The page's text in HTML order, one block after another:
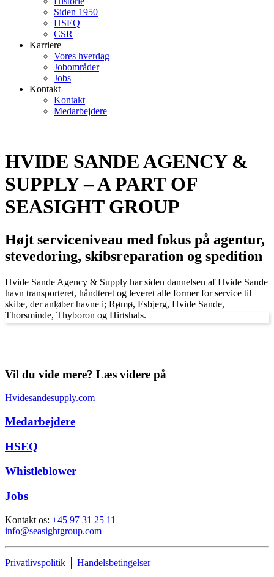
Siden 1950
HSEQ
CSR
Karriere
Vores hverdag
Jobområder
Jobs
Kontakt
Kontakt
Medarbejdere
HVIDE SANDE AGENCY &
SUPPLY – A PART OF
SEASIGHT GROUP
Højt serviceniveau med fokus på agentur,
stevedoring, skibsreparation og spedition
Hvide Sande Agency & Supply har siden dannelsen af ​​Hvide Sande
havn transporteret, håndteret og leveret alle former for service til
skibe, der anløber havne i; Rømø, Esbjerg, Hvide Sande,
Thorsminde, Thyboron og Hirtshals.
Vil du vide mere? Læs videre på
Hvidesandesupply.com
Medarbejdere
HSEQ
Whistleblower
Jobs
Kontakt os: +45 97 31 25 11
info@seasightgroup.com
Privatlivspolitik Handelsbetingelser